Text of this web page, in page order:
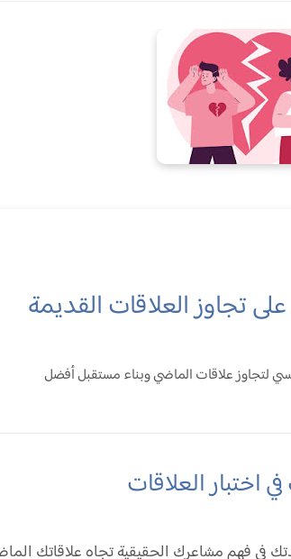
تجاوز العلاقات القديمة
لتجاوز علاقات الماضي وبناء مستقبل أفضل
اختبار العلاقات
في فهم مشاعرك الحقيقية تجاه علاقاتك